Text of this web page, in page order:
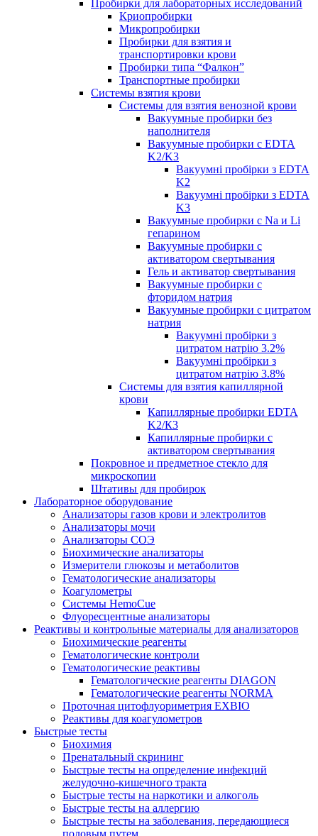
Пробирки для лабораторных исследований
Криопробирки
Микропробирки
Пробирки для взятия и
транспортировки крови
Пробирки типа “Фалкон”
Транспортные пробирки
Системы взятия крови
Системы для взятия венозной крови
Вакуумные пробирки без
наполнителя
Вакуумные пробирки с EDTA
K2/K3
Вакуумні пробірки з EDTA
K2
Вакуумні пробірки з EDTA
K3
Вакуумные пробирки с Na и Li
гепарином
Вакуумные пробирки с
активатором свертывания
Гель и активатор свертывания
Вакуумные пробирки с
фторидом натрия
Вакуумные пробирки с цитратом
натрия
Вакуумні пробірки з
цитратом натрію 3.2%
Вакуумні пробірки з
цитратом натрію 3.8%
Системы для взятия капиллярной
крови
Капиллярные пробирки EDTA
K2/К3
Капиллярные пробирки с
активатором свертывания
Покровное и предметное стекло для
микроскопии
Штативы для пробирок
Лабораторное оборудование
Анализаторы газов крови и электролитов
Анализаторы мочи
Анализаторы СОЭ
Биохимические анализаторы
Измерители глюкозы и метаболитов
Гематологические анализаторы
Коагулометры
Системы HemoCue
Флуоресцентные анализаторы
Реактивы и контрольные материалы для анализаторов
Биохимические реагенты
Гематологические контроли
Гематологические реактивы
Гематологические реагенты DIAGON
Гематологические реагенты NORMA
Проточная цитофлуориметрия EXBIO
Реактивы для коагулометров
Быстрые тесты
Биохимия
Пренатальный скрининг
Быстрые тесты на определение инфекций
желудочно-кишечного тракта
Быстрые тесты на наркотики и алкоголь
Быстрые тесты на аллергию
Быстрые тесты на заболевания, передающиеся